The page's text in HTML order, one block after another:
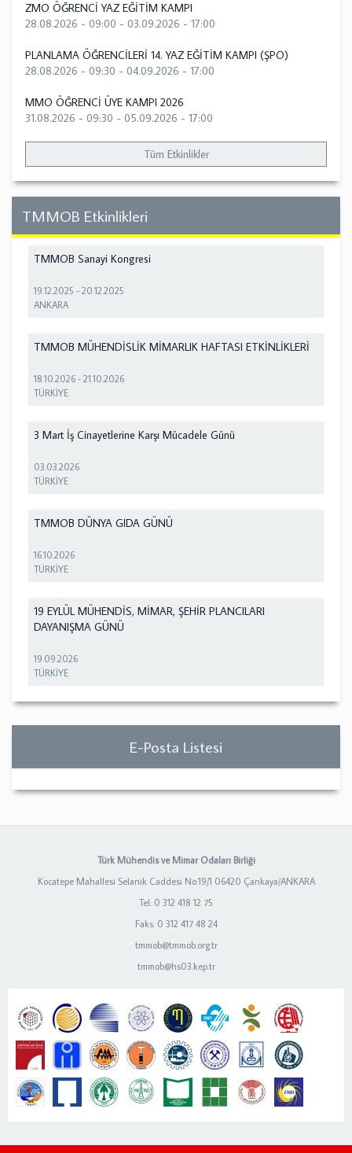
ZMO ÖĞRENCİ YAZ EĞİTİM KAMPI
28.08.2026 - 09:00 - 03.09.2026 - 17:00
PLANLAMA ÖĞRENCİLERİ 14. YAZ EĞİTİM KAMPI (ŞPO)
28.08.2026 - 09:30 - 04.09.2026 - 17:00
MMO ÖĞRENCİ ÜYE KAMPI 2026
31.08.2026 - 09:30 - 05.09.2026 - 17:00
Tüm Etkinlikler
TMMOB Etkinlikleri
TMMOB Sanayi Kongresi
19.12.2025 -20.12.2025
ANKARA
TMMOB MÜHENDİSLİK MİMARLIK HAFTASI ETKİNLİKLERİ
18.10.2026 -21.10.2026
TÜRKİYE
3 Mart İş Cinayetlerine Karşı Mücadele Günü
03.03.2026
TÜRKİYE
TMMOB DÜNYA GIDA GÜNÜ
16.10.2026
TÜRKİYE
19 EYLÜL MÜHENDİS, MİMAR, ŞEHİR PLANCILARI
DAYANIŞMA GÜNÜ
19.09.2026
TÜRKİYE
E-Posta Listesi
Türk Mühendis ve Mimar Odaları Birliği
Kocatepe Mahallesi Selanik Caddesi No:19/1 06420 Çankaya/ANKARA
Tel: 0 312 418 12 75
Faks: 0 312 417 48 24
tmmob@tmmob.org.tr
tmmob@hs03.kep.tr